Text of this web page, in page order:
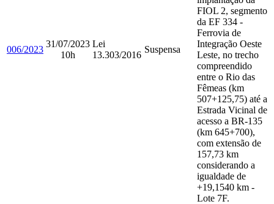
006/2023
31/07/2023
10h
Lei
13.303/2016
Suspensa
FIOL 2, segmento
da EF 334 -
Ferrovia de
Integração Oeste
Leste, no trecho
compreendido
entre o Rio das
Fêmeas (km
507+125,75) até a
Estrada Vicinal de
acesso a BR-135
(km 645+700),
com extensão de
157,73 km
considerando a
igualdade de
+19,1540 km -
Lote 7F.